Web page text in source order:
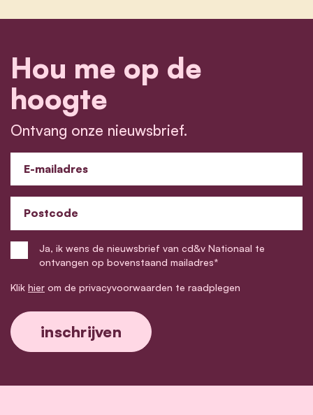
Hou me op de
hoogte
Ontvang onze nieuwsbrief.
E-mailadres
Postcode
Ja, ik wens de nieuwsbrief van cd&v Nationaal te
ontvangen op bovenstaand mailadres*
Klik hier om de privacyvoorwaarden te raadplegen